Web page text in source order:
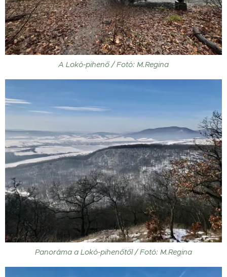
A Lokó-pihenő / Fotó: M.Regina
Panoráma a Lokó-pihenőtől / Fotó: M.Regina